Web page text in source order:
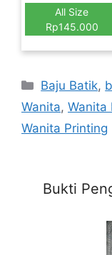
All Size
Rp145.000
Categories
Baju Batik,
Wanita, Wanita
Wanita Printing
Bukti